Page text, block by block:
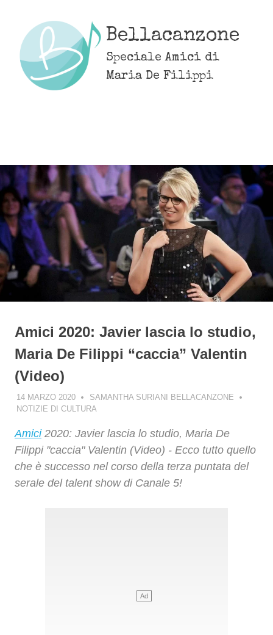
content
Bellacanzone
Speciale Amici di
Maria De Filippi
Amici 2020: Javier lascia lo studio,
Maria De Filippi “caccia” Valentin
(Video)
14 MARZO 2020
SAMANTHA SURIANI BELLACANZONE
NOTIZIE DI CULTURA
Amici2020: Javier lascia lo studio, Maria De
Filippi "caccia" Valentin (Video) - Ecco tutto quello
che è successo nel corso della terza puntata del
serale del talent show di Canale 5!